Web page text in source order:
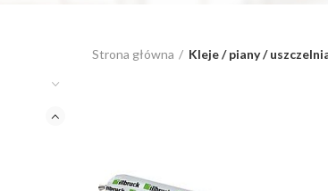
Strona główna Kleje / piany /